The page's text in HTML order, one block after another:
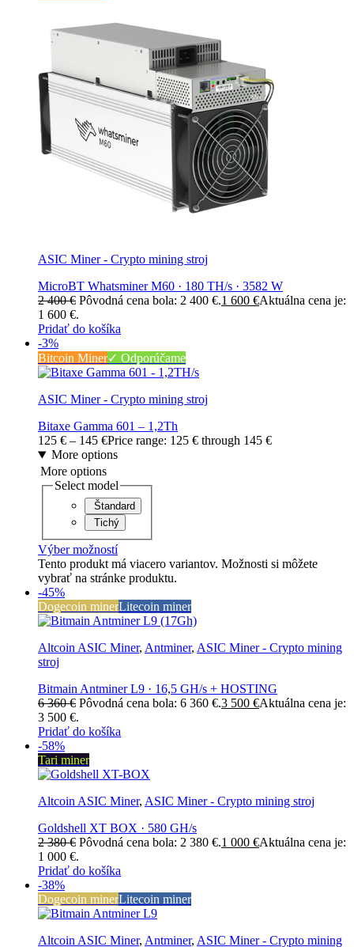
ASIC Miner - Crypto mining stroj
MicroBT Whatsminer M60 · 180 TH/s · 3582 W
2 400€ Pôvodná cena bola: 2 400 €.1 600 €Aktuálna cena je:
1 600 €.
Pridať do košíka
-3%
Bitcoin Miner✓ Odporúčame
ASIC Miner - Crypto mining stroj
Bitaxe Gamma 601 – 1,2Th
125 € – 145 €Price range: 125 € through 145 €
More options
More options
Select model
Štandard
Tichý
Výber možností
Tento produkt má viacero variantov. Možnosti si môžete
vybrať na stránke produktu.
-45%
Dogecoin minerLitecoin miner
Altcoin ASIC Miner, Antminer, ASIC Miner - Crypto mining
stroj
Bitmain Antminer L9 · 16,5 GH/s + HOSTING
6 360€ Pôvodná cena bola: 6 360 €.3 500 €Aktuálna cena je:
3 500 €.
Pridať do košíka
-58%
Tari miner
Altcoin ASIC Miner, ASIC Miner - Crypto mining stroj
Goldshell XT BOX · 580 GH/s
2 380€ Pôvodná cena bola: 2 380 €.1 000 €Aktuálna cena je:
1 000 €.
Pridať do košíka
-38%
Dogecoin minerLitecoin miner
Altcoin ASIC Miner, Antminer, ASIC Miner - Crypto mining